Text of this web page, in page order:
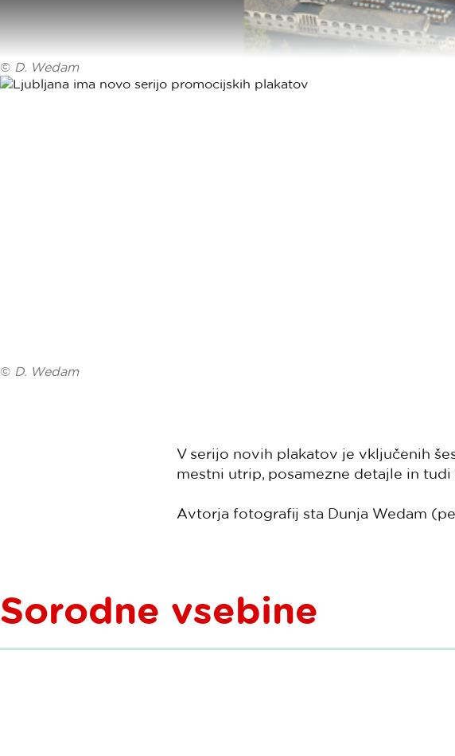
© D. Wedam
© D. Wedam
V serijo novih plakatov je vključenih
mestni utrip, posamezne detajle in
Avtorja fotografij sta Dunja Wedam
Sorodne vsebine